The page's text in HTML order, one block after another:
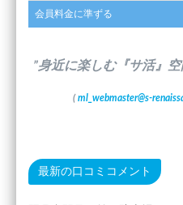
会員料金に準ずる
”身近に楽しむ『サ活』空
( ml_webmaster@s-
最新の口コミコメント